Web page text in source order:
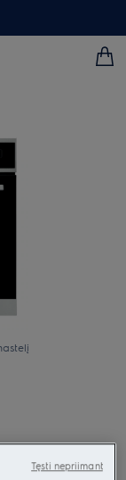
Tęsti nepriimant